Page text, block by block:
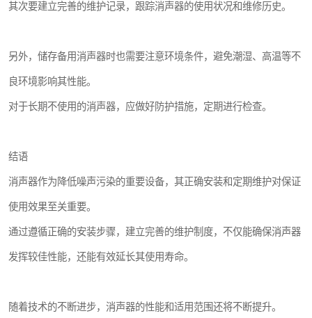
其次要建立完善的维护记录，跟踪消声器的使用状况和维修历史。
另外，储存备用消声器时也需要注意环境条件，避免潮湿、高温等不
良环境影响其性能。
对于长期不使用的消声器，应做好防护措施，定期进行检查。
结语
消声器作为降低噪声污染的重要设备，其正确安装和定期维护对保证
使用效果至关重要。
通过遵循正确的安装步骤，建立完善的维护制度，不仅能确保消声器
发挥较佳性能，还能有效延长其使用寿命。
随着技术的不断进步，消声器的性能和适用范围还将不断提升。